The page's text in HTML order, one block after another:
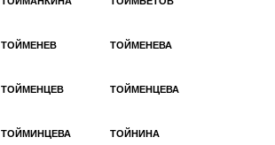
ТОЙМЕНЕВ ТОЙМЕНЕВА
ТОЙМЕНЦЕВ ТОЙМЕНЦЕВА
ТОЙМИНЦЕВА ТОЙНИНА